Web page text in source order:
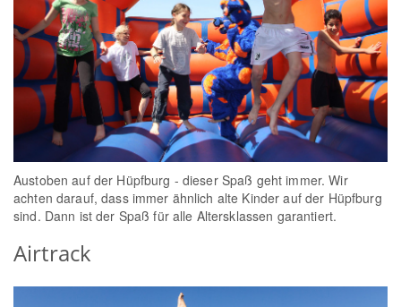
Austoben auf der Hüpfburg - dieser Spaß geht immer. Wir
achten darauf, dass immer ähnlich alte Kinder auf der Hüpfburg
sind. Dann ist der Spaß für alle Altersklassen garantiert.
Airtrack